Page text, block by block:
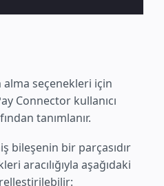
seçenekleri için
Connector kullanıcı
tanımlanır.
bileşenin bir parçasıdır
aracılığıyla aşağıdaki